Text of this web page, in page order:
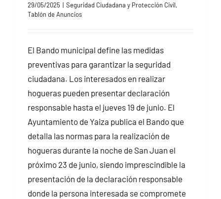
29/05/2025 | Seguridad Ciudadana y Protección Civil,
Tablón de Anuncios
El Bando municipal define las medidas
preventivas para garantizar la seguridad
ciudadana. Los interesados en realizar
hogueras pueden presentar declaración
responsable hasta el jueves 19 de junio. El
Ayuntamiento de Yaiza publica el Bando que
detalla las normas para la realización de
hogueras durante la noche de San Juan el
próximo 23 de junio, siendo imprescindible la
presentación de la declaración responsable
donde la persona interesada se compromete